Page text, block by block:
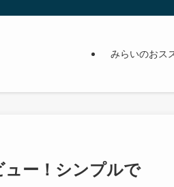
みらいのおス
ー！シンプルで